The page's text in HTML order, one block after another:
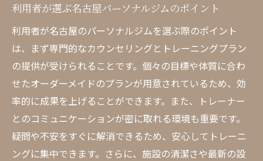
利用者が選ぶ名古屋パーソナルジムのポイント
利用者が名古屋のパーソナルジムを選ぶ際のポイント
は、まず専門的なカウンセリングとトレーニングプラン
の提供が受けられることです。個々の目標や体質に合わ
せたオーダーメイドのプランが用意されているため、効
率的に成果を上げることができます。また、トレーナー
とのコミュニケーションが密に取れる環境も重要です。
疑問や不安をすぐに解消できるため、安心してトレーニ
ングに集中できます。さらに、施設の清潔さや最新の設